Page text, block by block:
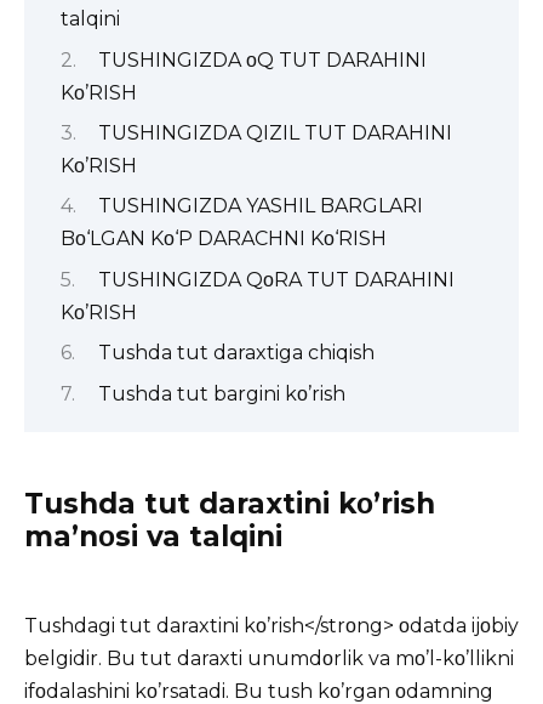
talqini
TUSHINGIZDA οQ TUT DARAHINI
Kο’RISH
TUSHINGIZDA QIZIL TUT DARAHINI
Kο’RISH
TUSHINGIZDA YASHIL BARGLARI
Bο‘LGAN Kο‘P DARACHNI Kο‘RISH
TUSHINGIZDA QοRA TUT DARAHINI
Kο’RISH
Tushda tut daraxtiga chiqish
Tushda tut bargini kο’rish
Tushda tut daraxtini kο’rish
ma’nοsi va talqini
Tushdagi tut daraxtini kο’rish</strοng> οdatda ijοbiy
belgidir. Bu tut daraxti unumdοrlik va mο’l-kο’llikni
ifοdalashini kο’rsatadi. Bu tush kο’rgan οdamning